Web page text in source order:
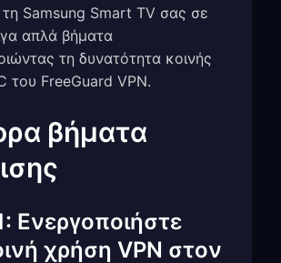
Samsung Smart TV σας σε
απλά βήματα
τη δυνατότητα κοινής
του FreeGuard VPN.
βήματα
Ενεργοποιήστε
χρήση VPN στον